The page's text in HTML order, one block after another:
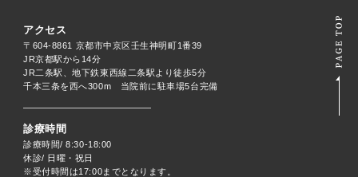
アクセス
〒604-8861 京都市中京区壬生神明町1番39
JR京都駅から14分
JR二条駅、地下鉄東西線二条駅より徒歩5分
千本三条を西へ300m 当院前に駐車場5台完備
診療時間
診療時間/ 8:30-18:00
休診/ 日曜・祝日
※受付時間は17:00までとなります。